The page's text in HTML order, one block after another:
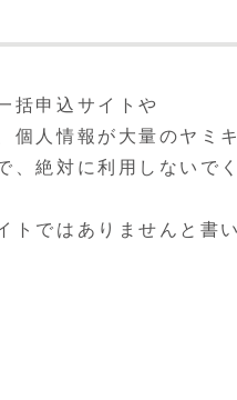
括申込サイトや
人情報が大量のヤミ
絶対に利用しないで
ではありませんと書